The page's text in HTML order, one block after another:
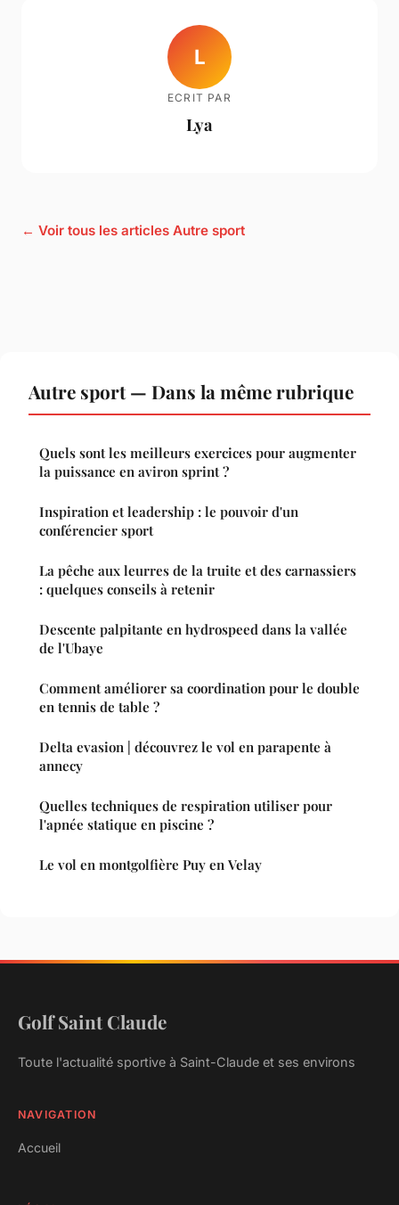
L
ECRIT PAR
Lya
← Voir tous les articles Autre sport
Autre sport — Dans la même rubrique
Quels sont les meilleurs exercices pour augmenter
la puissance en aviron sprint ?
Inspiration et leadership : le pouvoir d'un
conférencier sport
La pêche aux leurres de la truite et des carnassiers
: quelques conseils à retenir
Descente palpitante en hydrospeed dans la vallée
de l'Ubaye
Comment améliorer sa coordination pour le double
en tennis de table ?
Delta evasion | découvrez le vol en parapente à
annecy
Quelles techniques de respiration utiliser pour
l'apnée statique en piscine ?
Le vol en montgolfière Puy en Velay
Golf Saint Claude
Toute l'actualité sportive à Saint-Claude et ses environs
NAVIGATION
Accueil